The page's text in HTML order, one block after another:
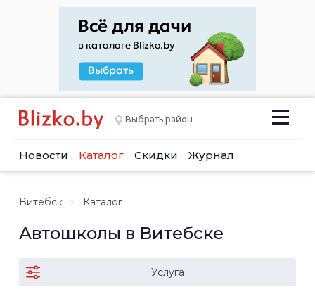
Выбрать район
Новости Каталог Скидки Журнал
Витебск Каталог
Автошколы в Витебске
Услуга